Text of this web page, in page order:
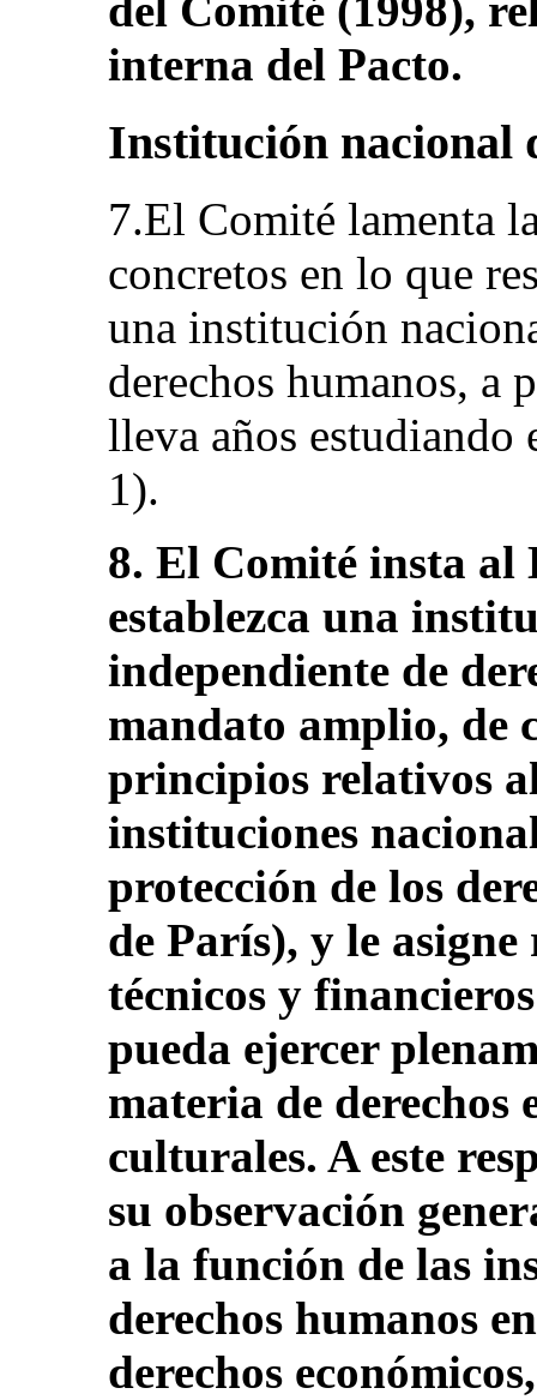
interna del Pacto.
Institución nacional
7.El Comité lamenta
concretos en lo que
una institución
derechos humanos, a
lleva años estudiando
1).
8. El Comité insta al
establezca una
independiente de
mandato amplio, de
principios relativos
instituciones
protección de los
de París), y le
técnicos y
pueda ejercer
materia de derechos
culturales. A este
su observación
a la función de las
derechos humanos
derechos